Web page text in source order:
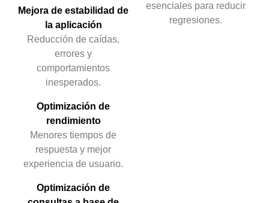
Mejora de estabilidad de
la aplicación
Reducción de caídas,
errores y
comportamientos
inesperados.
Optimización de
rendimiento
Menores tiempos de
respuesta y mejor
experiencia de usuario.
Optimización de
esenciales para reducir
regresiones.